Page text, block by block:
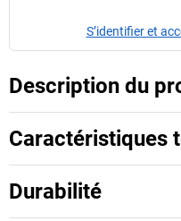
S’identifier et
Description du
Caractéristiques
Durabilité